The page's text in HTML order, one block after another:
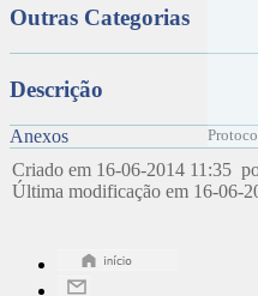
Outras Categorias
Descrição
Anexos
Criado em 16-06-2014 11:35
Última modificação em 16-06-